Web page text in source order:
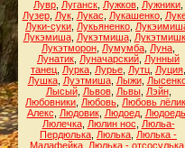
Лувр Луганск Лужков Лужники
Лузер, Лук, Лукас Лукашенко,
Луки-суки Лукьяненко
Лукэмиша, Лукэтмиша,
Лукэтморон Лумумба Луна
Лунатик Луначарский Лунный
танец Лурка Лурье Лутц Луция
Лушка, Луэтмиша, Лыжи,
Лысый, Львов, Львы, Лэйн,
Любовники Любовь Любовь
Алекс
Людовик, Людоед,
Люлечка, Люлин нос
Люльа-
Пердюлька Люлька Люлька -
Малафейка Люлька - отсосулька